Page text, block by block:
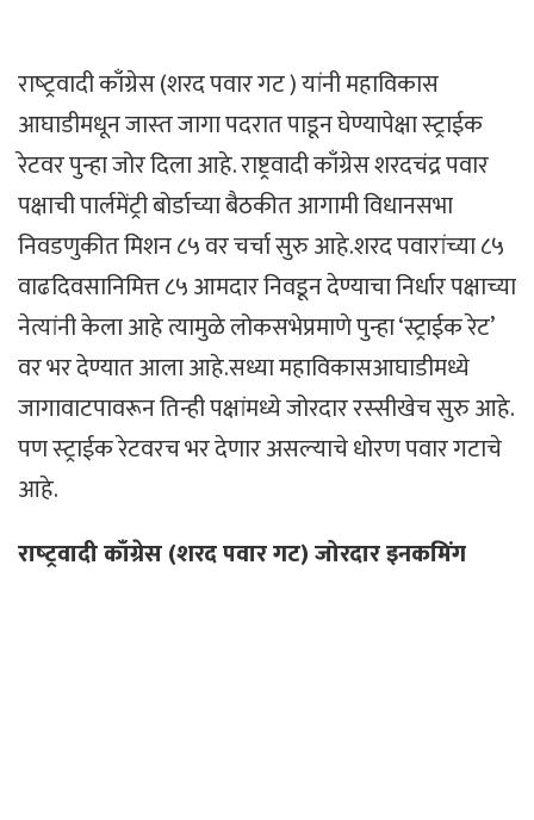
राष्‍ट्रवादी काँग्रेस (शरद पवार गट ) यांनी महाविकास
आघाडीमधून जास्‍त जागा पदरात पाडून घेण्यापेक्षा स्‍ट्राईक
रेटवर पुन्हा जोर दिला आहे. राष्ट्रवादी काँग्रेस शरदचंद्र पवार
पक्षाची पार्लमेंट्री बोर्डाच्या बैठकीत आगामी विधानसभा
निवडणुकीत मिशन ८५ वर चर्चा सुरु आहे.शरद पवारांच्या ८५
वाढदिवसानिमित्त ८५ आमदार निवडून देण्याचा निर्धार पक्षाच्या
नेत्यांनी केला आहे त्यामुळे लोकसभेप्रमाणे पुन्हा ‘स्ट्राईक रेट’
वर भर देण्यात आला आहे.सध्या महाविकासआघाडीमध्ये
जागावाटपावरून तिन्ही पक्षांमध्ये जोरदार रस्‍सीखेच सुरु आहे.
पण स्‍ट्राईक रेटवरच भर देणार असल्‍याचे धोरण पवार गटाचे
आहे.
राष्‍ट्रवादी काँग्रेस (शरद पवार गट) जोरदार इनकमिंग